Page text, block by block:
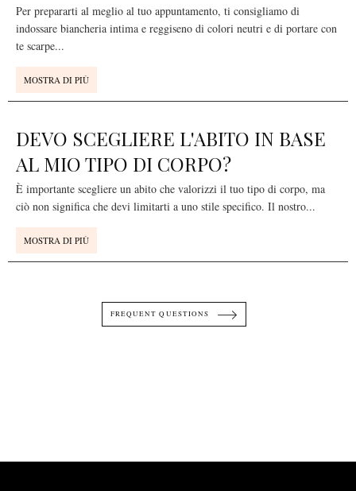
Per prepararti al meglio al tuo appuntamento, ti consigliamo di
indossare biancheria intima e reggiseno di colori neutri e di portare con
te scarpe...
MOSTRA DI PIÙ
DEVO SCEGLIERE L'ABITO IN BASE
AL MIO TIPO DI CORPO?
È importante scegliere un abito che valorizzi il tuo tipo di corpo, ma
ciò non significa che devi limitarti a uno stile specifico. Il nostro...
MOSTRA DI PIÙ
FREQUENT QUESTIONS